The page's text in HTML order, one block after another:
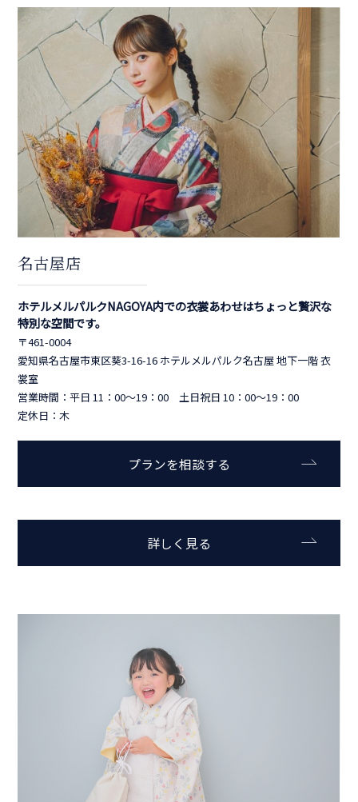
名古屋店
ホテルメルパルクNAGOYA内での衣裳あわせはちょっと贅沢な
特別な空間です。
〒461-0004
愛知県名古屋市東区葵3-16-16 ホテルメルパルク名古屋 地下一階 衣
裳室
営業時間：平日 11：00～19：00 土日祝日 10：00～19：00
定休日：木
プランを相談する
詳しく見る